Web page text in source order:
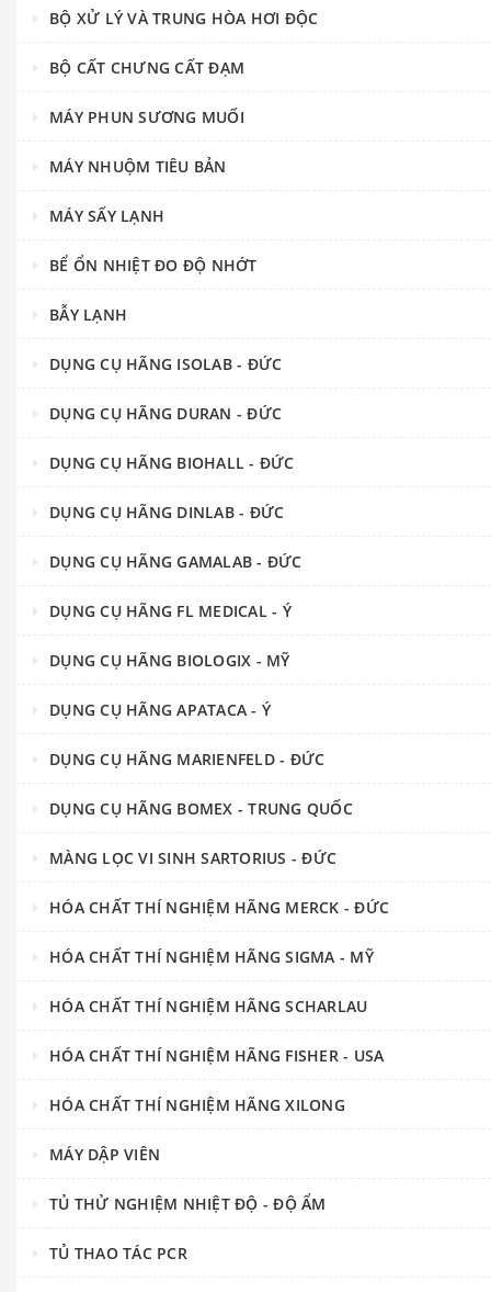
BỘ XỬ LÝ VÀ TRUNG HÒA HƠI ĐỘC
BỘ CẤT CHƯNG CẤT ĐẠM
MÁY PHUN SƯƠNG MUỐI
MÁY NHUỘM TIÊU BẢN
MÁY SẤY LẠNH
BỂ ỔN NHIỆT ĐO ĐỘ NHỚT
BẪY LẠNH
DỤNG CỤ HÃNG ISOLAB - ĐỨC
DỤNG CỤ HÃNG DURAN - ĐỨC
DỤNG CỤ HÃNG BIOHALL - ĐỨC
DỤNG CỤ HÃNG DINLAB - ĐỨC
DỤNG CỤ HÃNG GAMALAB - ĐỨC
DỤNG CỤ HÃNG FL MEDICAL - Ý
DỤNG CỤ HÃNG BIOLOGIX - MỸ
DỤNG CỤ HÃNG APATACA - Ý
DỤNG CỤ HÃNG MARIENFELD - ĐỨC
DỤNG CỤ HÃNG BOMEX - TRUNG QUỐC
MÀNG LỌC VI SINH SARTORIUS - ĐỨC
HÓA CHẤT THÍ NGHIỆM HÃNG MERCK - ĐỨC
HÓA CHẤT THÍ NGHIỆM HÃNG SIGMA - MỸ
HÓA CHẤT THÍ NGHIỆM HÃNG SCHARLAU
HÓA CHẤT THÍ NGHIỆM HÃNG FISHER - USA
HÓA CHẤT THÍ NGHIỆM HÃNG XILONG
MÁY DẬP VIÊN
TỦ THỬ NGHIỆM NHIỆT ĐỘ - ĐỘ ẨM
TỦ THAO TÁC PCR